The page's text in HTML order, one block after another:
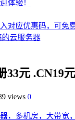
元 .CN19
views 0